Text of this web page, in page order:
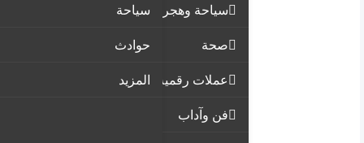
سياحة وهجرة
صحة
عملات رقمية
فن وآداب
سياحة
حوادث
المزيد